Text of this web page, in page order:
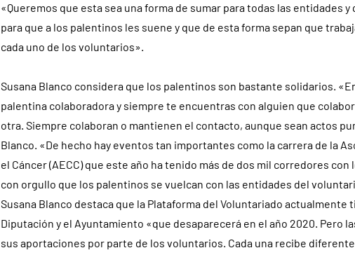
«Queremos que esta sea una forma de sumar para todas las entidades
para que a los palentinos les suene y que de esta forma sepan que
cada uno de los voluntarios».
Susana Blanco considera que los palentinos son bastante solidarios.
palentina colaboradora y siempre te encuentras con alguien que
otra. Siempre colaboran o mantienen el contacto, aunque sean actos
Blanco. «De hecho hay eventos tan importantes como la carrera de la
el Cáncer (AECC) que este año ha tenido más de dos mil corredores
con orgullo que los palentinos se vuelcan con las entidades del
Susana Blanco destaca que la Plataforma del Voluntariado actualmente
Diputación y el Ayuntamiento «que desaparecerá en el año 2020. Pero
sus aportaciones por parte de los voluntarios. Cada una recibe